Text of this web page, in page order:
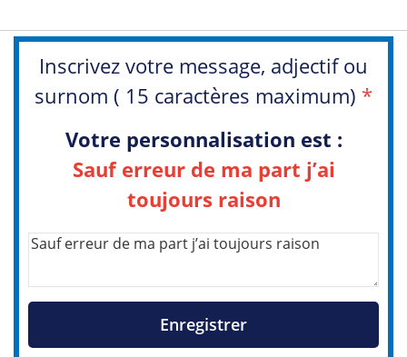
Inscrivez votre message, adjectif ou
surnom ( 15 caractères maximum) *
Votre personnalisation est :
Sauf erreur de ma part j’ai
toujours raison
Enregistrer